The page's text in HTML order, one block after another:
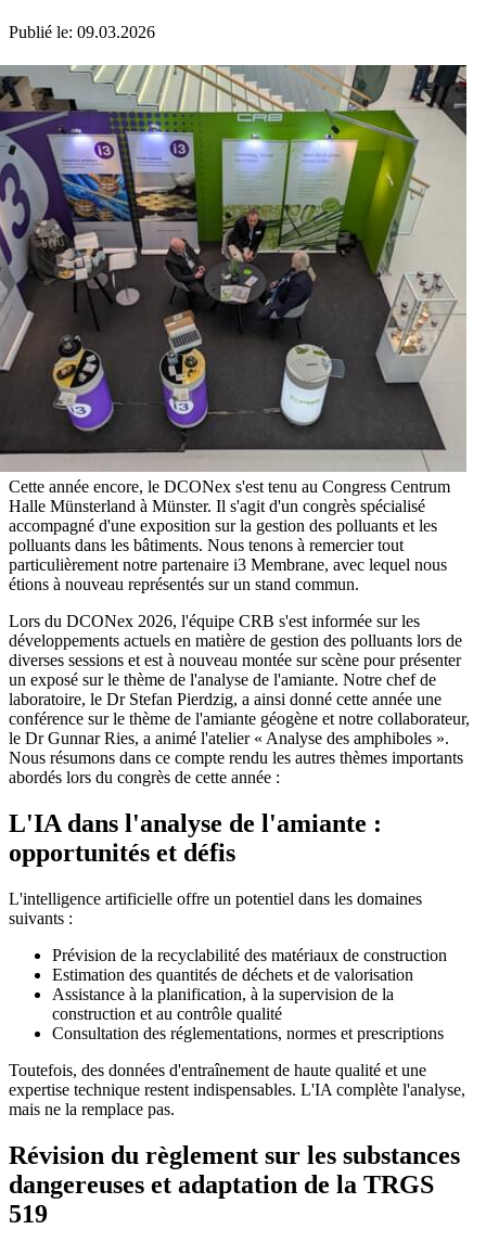
Publié le: 09.03.2026
Cette année encore, le DCONex s'est tenu au Congress Centrum
Halle Münsterland à Münster. Il s'agit d'un congrès spécialisé
accompagné d'une exposition sur la gestion des polluants et les
polluants dans les bâtiments. Nous tenons à remercier tout
particulièrement notre partenaire i3 Membrane, avec lequel nous
étions à nouveau représentés sur un stand commun.
Lors du DCONex 2026, l'équipe CRB s'est informée sur les
développements actuels en matière de gestion des polluants lors de
diverses sessions et est à nouveau montée sur scène pour présenter
un exposé sur le thème de l'analyse de l'amiante. Notre chef de
laboratoire, le Dr Stefan Pierdzig, a ainsi donné cette année une
conférence sur le thème de l'amiante géogène et notre collaborateur,
le Dr Gunnar Ries, a animé l'atelier « Analyse des amphiboles ».
Nous résumons dans ce compte rendu les autres thèmes importants
abordés lors du congrès de cette année :
L'IA dans l'analyse de l'amiante :
opportunités et défis
L'intelligence artificielle offre un potentiel dans les domaines
suivants :
Prévision de la recyclabilité des matériaux de construction
Estimation des quantités de déchets et de valorisation
Assistance à la planification, à la supervision de la
construction et au contrôle qualité
Consultation des réglementations, normes et prescriptions
Toutefois, des données d'entraînement de haute qualité et une
expertise technique restent indispensables. L'IA complète l'analyse,
mais ne la remplace pas.
Révision du règlement sur les substances
dangereuses et adaptation de la TRGS
519